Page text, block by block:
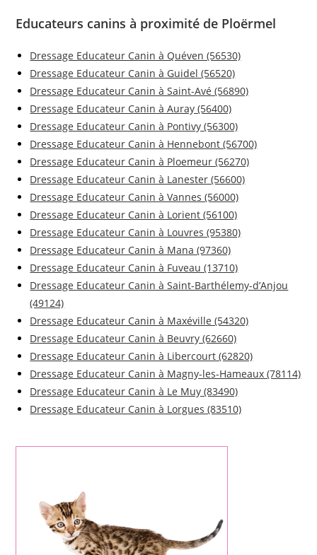
Educateurs canins à proximité de Ploërmel
Dressage Educateur Canin à Quéven (56530)
Dressage Educateur Canin à Guidel (56520)
Dressage Educateur Canin à Saint-Avé (56890)
Dressage Educateur Canin à Auray (56400)
Dressage Educateur Canin à Pontivy (56300)
Dressage Educateur Canin à Hennebont (56700)
Dressage Educateur Canin à Ploemeur (56270)
Dressage Educateur Canin à Lanester (56600)
Dressage Educateur Canin à Vannes (56000)
Dressage Educateur Canin à Lorient (56100)
Dressage Educateur Canin à Louvres (95380)
Dressage Educateur Canin à Mana (97360)
Dressage Educateur Canin à Fuveau (13710)
Dressage Educateur Canin à Saint-Barthélemy-d’Anjou
(49124)
Dressage Educateur Canin à Maxéville (54320)
Dressage Educateur Canin à Beuvry (62660)
Dressage Educateur Canin à Libercourt (62820)
Dressage Educateur Canin à Magny-les-Hameaux (78114)
Dressage Educateur Canin à Le Muy (83490)
Dressage Educateur Canin à Lorgues (83510)